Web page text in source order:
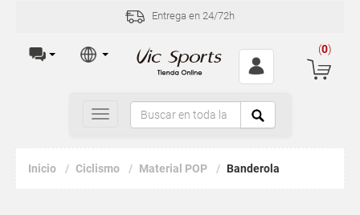
Entrega en 24/72h
(0)
Toggle
navigation
Inicio Ciclismo Material POP Banderola